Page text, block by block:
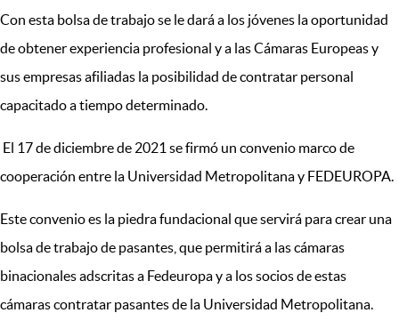
Con esta bolsa de trabajo se le dará a los jóvenes la oportunidad
de obtener experiencia profesional y a las Cámaras Europeas y
sus empresas afiliadas la posibilidad de contratar personal
capacitado a tiempo determinado.
El 17 de diciembre de 2021 se firmó un convenio marco de
cooperación entre la Universidad Metropolitana y FEDEUROPA.
Este convenio es la piedra fundacional que servirá para crear una
bolsa de trabajo de pasantes, que permitirá a las cámaras
binacionales adscritas a Fedeuropa y a los socios de estas
cámaras contratar pasantes de la Universidad Metropolitana.